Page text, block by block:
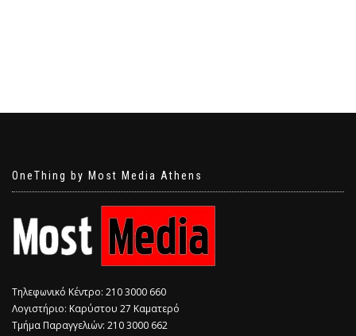
OneThing by Most Media Athens
Τηλεφωνικό Κέντρο: 210 3000 660
Λογιστήριο: Καρύστου 27 Καματερό
Τμήμα Παραγγελιών: 210 3000 662